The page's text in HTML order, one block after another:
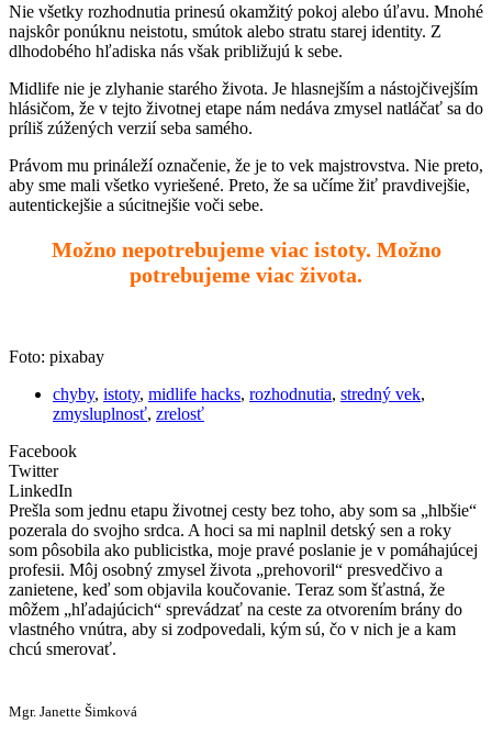
Nie všetky rozhodnutia prinesú okamžitý pokoj alebo úľavu. Mnohé
najskôr ponúknu neistotu, smútok alebo stratu starej identity. Z
dlhodobého hľadiska nás však približujú k sebe.
Midlife nie je zlyhanie starého života. Je hlasnejším a nástojčivejším
hlásičom, že v tejto životnej etape nám nedáva zmysel natláčať sa do
príliš zúžených verzií seba samého.
Právom mu prináleží označenie, že je to vek majstrovstva. Nie preto,
aby sme mali všetko vyriešené. Preto, že sa učíme žiť pravdivejšie,
autentickejšie a súcitnejšie voči sebe.
Možno nepotrebujeme viac istoty. Možno
potrebujeme viac života.
Foto: pixabay
chyby, istoty, midlife hacks, rozhodnutia, stredný vek,
zmysluplnosť, zrelosť
Facebook
Twitter
LinkedIn
Prešla som jednu etapu životnej cesty bez toho, aby som sa „hlbšie“
pozerala do svojho srdca. A hoci sa mi naplnil detský sen a roky
som pôsobila ako publicistka, moje pravé poslanie je v pomáhajúcej
profesii. Môj osobný zmysel života „prehovoril“ presvedčivo a
zanietene, keď som objavila koučovanie. Teraz som šťastná, že
môžem „hľadajúcich“ sprevádzať na ceste za otvorením brány do
vlastného vnútra, aby si zodpovedali, kým sú, čo v nich je a kam
chcú smerovať.
Mgr. Janette Šimková